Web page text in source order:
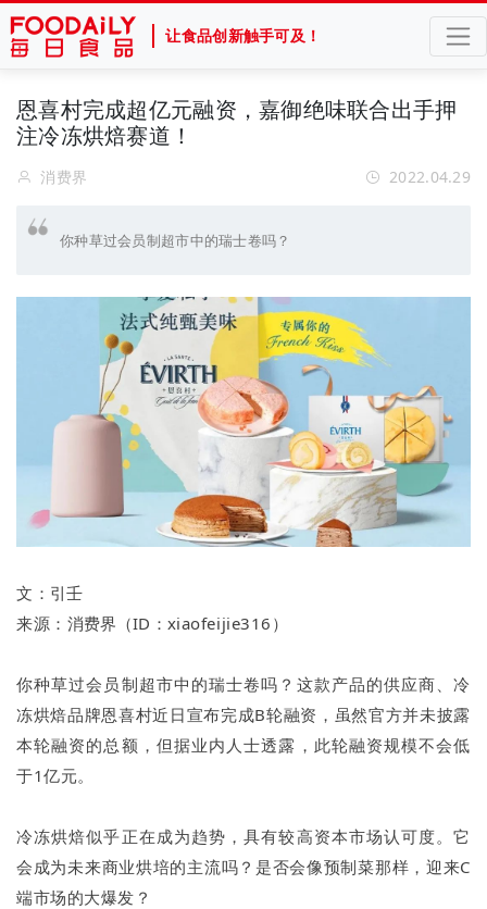
让食品创新触手可及！
恩喜村完成超亿元融资，嘉御绝味联合出手押
注冷冻烘焙赛道！
消费界 2022.04.29
你种草过会员制超市中的瑞士卷吗？
文： 引壬
来源： 消费界 （ID： xiaofeijie316 ）
你种草过会员制超市中的瑞士卷吗？这款产品的供应商、冷
冻烘焙品牌恩喜村近日宣布完成B轮融资，虽然官方并未披露
本轮融资的总额，但据业内人士透露，此轮融资规模不会低
于1亿元。
冷冻烘焙似乎正在成为趋势，具有较高资本市场认可度。它
会成为未来商业烘培的主流吗？是否会像预制菜那样，迎来C
端市场的大爆发？